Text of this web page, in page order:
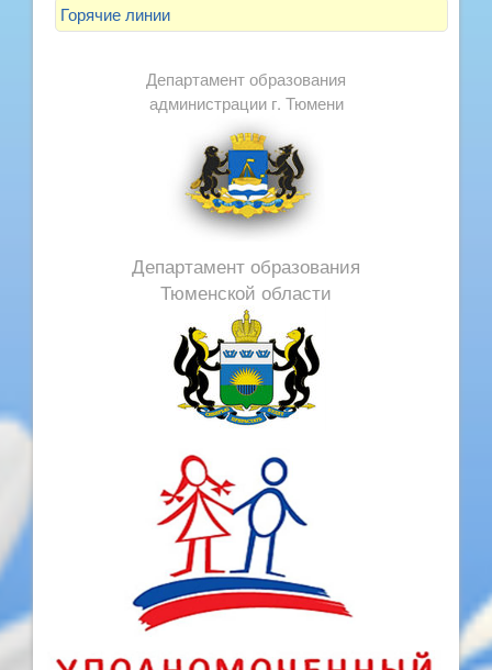
Горячие линии
Департамент образования
администрации г. Тюмени
Департамент образования
Тюменской области